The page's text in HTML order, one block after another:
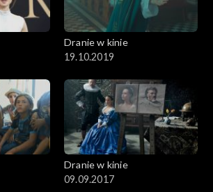
Dranie w kinie
19.10.2019
Dranie w kinie
09.09.2017